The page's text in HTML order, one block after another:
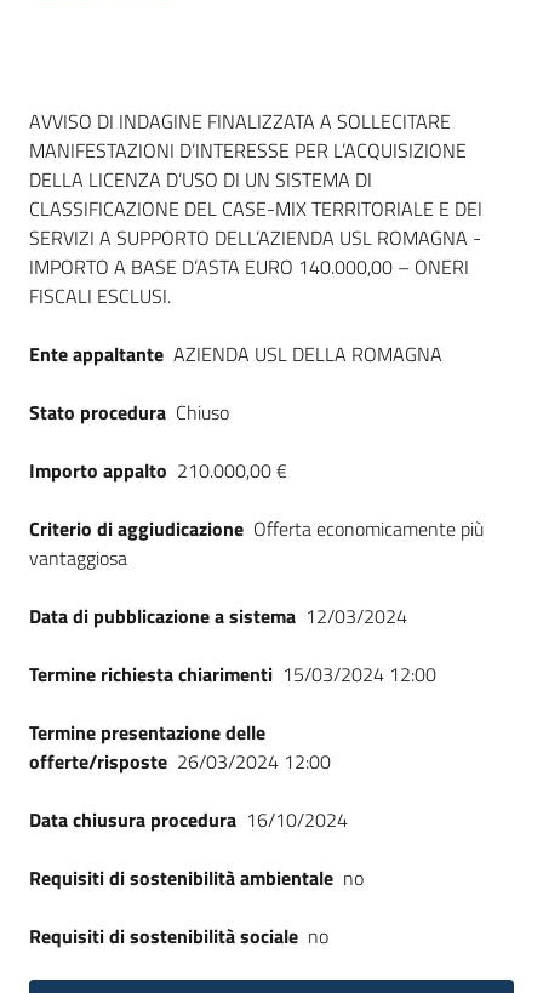
site
Seguici
su
Dati del bando
AVVISO DI INDAGINE FINALIZZATA A SOLLECITARE
MANIFESTAZIONI D’INTERESSE PER L’ACQUISIZIONE
DELLA LICENZA D’USO DI UN SISTEMA DI
CLASSIFICAZIONE DEL CASE-MIX TERRITORIALE E DEI
SERVIZI A SUPPORTO DELL’AZIENDA USL ROMAGNA -
IMPORTO A BASE D’ASTA EURO 140.000,00 – ONERI
FISCALI ESCLUSI.
Ente appaltante AZIENDA USL DELLA ROMAGNA
Stato procedura Chiuso
Importo appalto 210.000,00 €
Criterio di aggiudicazione Offerta economicamente più
vantaggiosa
Data di pubblicazione a sistema 12/03/2024
Termine richiesta chiarimenti 15/03/2024 12:00
Termine presentazione delle
offerte/risposte 26/03/2024 12:00
Data chiusura procedura 16/10/2024
Requisiti di sostenibilità ambientale no
Requisiti di sostenibilità sociale no